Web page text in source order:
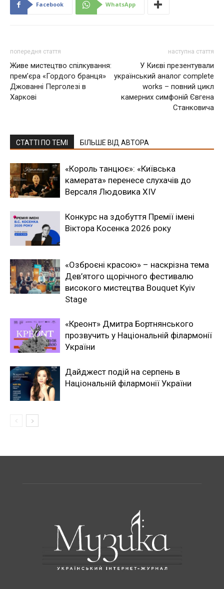
Facebook WhatsApp
попередня стаття
Живе мистецтво спілкування:
прем’єра «Гордого бранця»
Джованні Перголезі в
Харкові
наступна стаття
У Києві презентували
український аналог complete
works – повний цикл
камерних симфоній Євгена
Станковича
СТАТТІ ПО ТЕМІ БІЛЬШЕ ВІД АВТОРА
«Король танцює»: «Київська
камерата» перенесе слухачів до
Версаля Людовика XIV
Конкурс на здобуття Премії імені
Віктора Косенка 2026 року
«Озброєні красою» – наскрізна тема
Дев’ятого щорічного фестивалю
високого мистецтва Bouquet Kyiv
Stage
«Креонт» Дмитра Бортнянського
прозвучить у Національній філармонії
України
Дайджест подій на серпень в
Національній філармонії України